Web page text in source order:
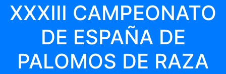
XXXIII CAMPEONATO
DE ESPAÑA DE
PALOMOS DE RAZA